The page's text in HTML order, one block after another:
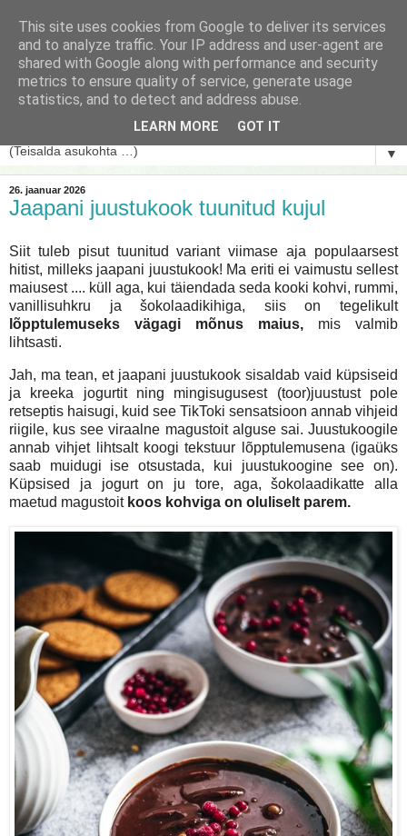
▼
26. jaanuar 2026
Jaapani juustukook tuunitud kujul
Siit tuleb pisut tuunitud variant viimase aja populaarsest
hitist, milleks jaapani juustukook! Ma eriti ei vaimustu sellest
maiusest .... küll aga, kui täiendada seda kooki kohvi, rummi,
vanillisuhkru ja šokolaadikihiga, siis on tegelikult
lõpptulemuseks vägagi mõnus maius, mis valmib
lihtsasti.
Jah, ma tean, et jaapani juustukook sisaldab vaid küpsiseid
ja kreeka jogurtit ning mingisugusest (toor)juustust pole
retseptis haisugi, kuid see TikToki sensatsioon annab vihjeid
riigile, kus see viraalne magustoit alguse sai. Juustukoogile
annab vihjet lihtsalt koogi tekstuur lõpptulemusena (igaüks
saab muidugi ise otsustada, kui juustukoogine see on).
Küpsised ja jogurt on ju tore, aga, šokolaadikatte alla
maetud magustoitkoos kohviga on oluliselt parem.
This site uses cookies from Google to deliver its services
and to analyze traffic. Your IP address and user-agent are
shared with Google along with performance and security
metrics to ensure quality of service, generate usage
statistics, and to detect and address abuse.
LEARN MORE GOT IT